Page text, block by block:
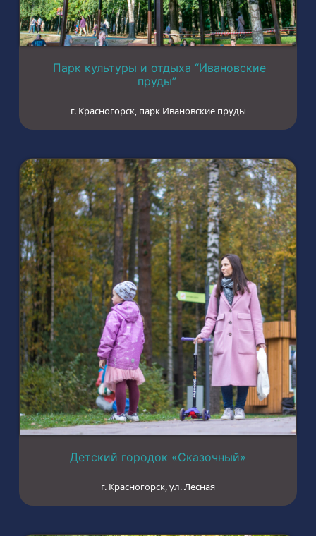
Парк культуры и отдыха “Ивановские
пруды”
г. Красногорск, парк Ивановские пруды
Детский городок «Сказочный»
г. Красногорск, ул. Лесная